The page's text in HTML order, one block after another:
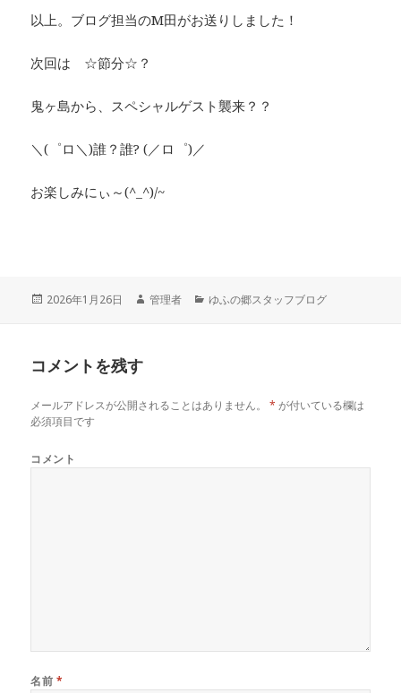
以上。ブログ担当のM田がお送りしました！
次回は ☆節分☆？
鬼ヶ島から、スペシャルゲスト襲来？？
＼(゜ロ＼)誰？誰? (／ロ゜)／
お楽しみにぃ～(^_^)/~
投
2026年1月26日
作
管理者
カ
ゆふの郷スタッフブログ
コメントを残す
メールアドレスが公開されることはありません。 * が付いている欄は
必須項目です
コメント
名前 *